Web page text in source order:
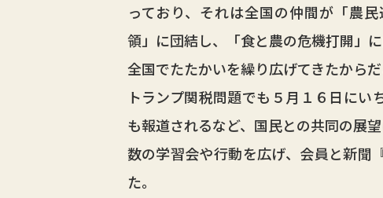
っており、それは全国の仲間が「農
領」に団結し、「食と農の危機打開」に
全国でたたかいを繰り広げてきたからだ
トランプ関税問題でも５月１６日に
も報道されるなど、国民との共同の展
数の学習会や行動を広げ、会員と新聞
た。